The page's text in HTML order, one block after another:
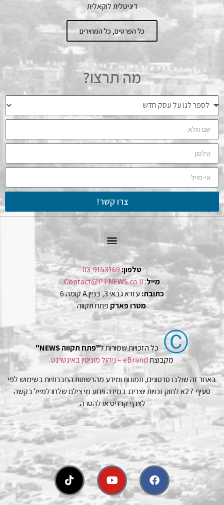
דיגיטלית לוקאלית
כל הפרטים, כל המחירים
מה תרצו?
צרו קשר!
טלפון:03-9153169
מייל:
Contact@PTNEWS.co.il
כתובת: עזרא גבאי 3, בניין A קומה 6
מטרו פארק פתח תקווה
Ⓒ כל הזכויות שמורות ל"פתח תקווה NEWS"
מקבוצתeBrand – ניהול מוניטין באינטרנט
באתר זה שולבו סרטונים, תמונות ומידע מהרשתות החברתיות בשימוש לפי
סעיף 27א לחוק זכויות יוצרים. במידה וידוע מי צילם שלחו למייל בקשה
לצרף קרדיט או להסרה.